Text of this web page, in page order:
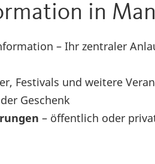
in
– Ihr zentraler
Festivals und weitere
Geschenk
– öffentlich oder